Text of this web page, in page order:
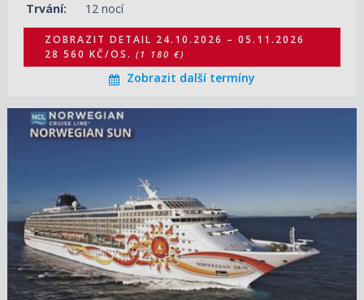
Trvání:
12 nocí
ZOBRAZIT DETAIL 24.10.2026 – 05.11.2026
28 560 KČ/OS. (1 180 €)
Zobrazit další termíny
24.10.2026 – 06.11.2026